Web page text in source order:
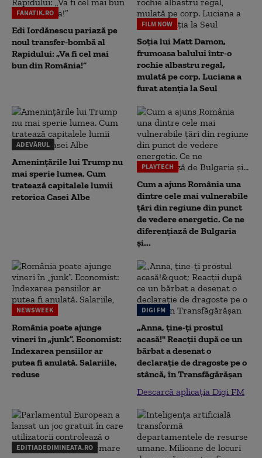
FANATIK.RO
Edi Iordănescu pariază pe
noul transfer-bombă al
Rapidului: „Va fi cel mai
bun din România!”
FILM NOW
Soția lui Matt Damon,
frumoasa balului într-o
rochie albastru regal,
mulată pe corp. Luciana a
furat atenția la Seul
ADEVĂRUL
Amenințările lui Trump nu
mai sperie lumea. Cum
tratează capitalele lumii
retorica Casei Albe
PLAYTECH
Cum a ajuns România una
dintre cele mai vulnerabile
țări din regiune din punct
de vedere energetic. Ce ne
diferențiază de Bulgaria
și...
NEWSWEEK
România poate ajunge
vineri în „junk”. Economist:
Indexarea pensiilor ar
putea fi anulată. Salariile,
reduse
DIGI FM
„Anna, ţine-ţi prostul
acasă!" Reacţii după ce un
bărbat a desenat o
declaraţie de dragoste pe o
stâncă, în Transfăgărăşan
Descarcă aplicația Digi FM
EDITIADEDIMINEATA.RO